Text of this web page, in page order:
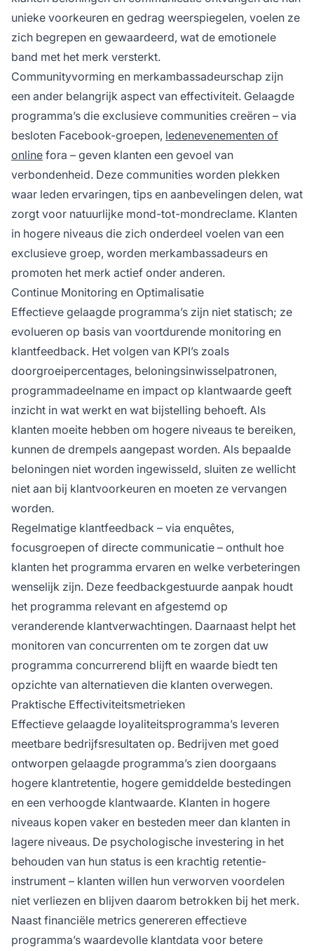
unieke voorkeuren en gedrag weerspiegelen, voelen ze
zich begrepen en gewaardeerd, wat de emotionele
band met het merk versterkt.
Communityvorming en merkambassadeurschap zijn
een ander belangrijk aspect van effectiviteit. Gelaagde
programma’s die exclusieve communities creëren – via
besloten Facebook-groepen, ledenevenementen of
online fora – geven klanten een gevoel van
verbondenheid. Deze communities worden plekken
waar leden ervaringen, tips en aanbevelingen delen, wat
zorgt voor natuurlijke mond-tot-mondreclame. Klanten
in hogere niveaus die zich onderdeel voelen van een
exclusieve groep, worden merkambassadeurs en
promoten het merk actief onder anderen.
Continue Monitoring en Optimalisatie
Effectieve gelaagde programma’s zijn niet statisch; ze
evolueren op basis van voortdurende monitoring en
klantfeedback. Het volgen van KPI’s zoals
doorgroeipercentages, beloningsinwisselpatronen,
programmadeelname en impact op klantwaarde geeft
inzicht in wat werkt en wat bijstelling behoeft. Als
klanten moeite hebben om hogere niveaus te bereiken,
kunnen de drempels aangepast worden. Als bepaalde
beloningen niet worden ingewisseld, sluiten ze wellicht
niet aan bij klantvoorkeuren en moeten ze vervangen
worden.
Regelmatige klantfeedback – via enquêtes,
focusgroepen of directe communicatie – onthult hoe
klanten het programma ervaren en welke verbeteringen
wenselijk zijn. Deze feedbackgestuurde aanpak houdt
het programma relevant en afgestemd op
veranderende klantverwachtingen. Daarnaast helpt het
monitoren van concurrenten om te zorgen dat uw
programma concurrerend blijft en waarde biedt ten
opzichte van alternatieven die klanten overwegen.
Praktische Effectiviteitsmetrieken
Effectieve gelaagde loyaliteitsprogramma’s leveren
meetbare bedrijfsresultaten op. Bedrijven met goed
ontworpen gelaagde programma’s zien doorgaans
hogere klantretentie, hogere gemiddelde bestedingen
en een verhoogde klantwaarde. Klanten in hogere
niveaus kopen vaker en besteden meer dan klanten in
lagere niveaus. De psychologische investering in het
behouden van hun status is een krachtig retentie-
instrument – klanten willen hun verworven voordelen
niet verliezen en blijven daarom betrokken bij het merk.
Naast financiële metrics genereren effectieve
programma’s waardevolle klantdata voor betere